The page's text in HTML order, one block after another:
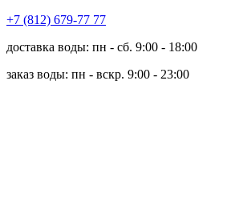
+7 (812) 679-77 77
доставка воды: пн - сб. 9:00 - 18:00
заказ воды: пн - вскр. 9:00 - 23:00